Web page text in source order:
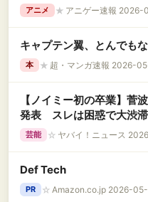
アニメ ★ アニゲー速報 2026-
キャプテン翼、とんでも
本 ★ 超・マンガ速報 2026-
【ノイミー初の卒業】菅
発表 スレは困惑で大渋滞
芸能 ☆ ヤバイ！ニュース
Def Tech
PR ☆ Amazon.co.jp 2026-05-